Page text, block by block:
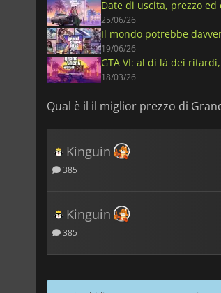
Date di uscita, prezzo
25/06/26
Il mondo potrebbe
19/06/26
GTA VI: al di là dei
18/03/26
Qual è il il miglior prezzo di
Kinguin
385
Kinguin
385